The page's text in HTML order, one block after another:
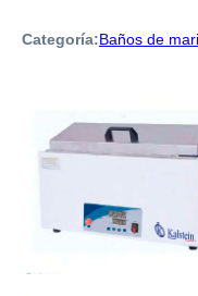
Categoría:Baños de